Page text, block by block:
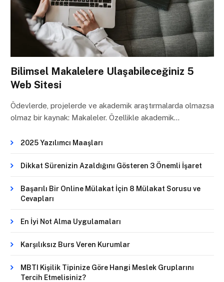
Bilimsel Makalelere Ulaşabileceğiniz 5
Web Sitesi
Ödevlerde, projelerde ve akademik araştırmalarda olmazsa
olmaz bir kaynak: Makaleler. Özellikle akademik…
2025 Yazılımcı Maaşları
Dikkat Sürenizin Azaldığını Gösteren 3 Önemli İşaret
Başarılı Bir Online Mülakat İçin 8 Mülakat Sorusu ve
Cevapları
En İyi Not Alma Uygulamaları
Karşılıksız Burs Veren Kurumlar
MBTI Kişilik Tipinize Göre Hangi Meslek Gruplarını
Tercih Etmelisiniz?